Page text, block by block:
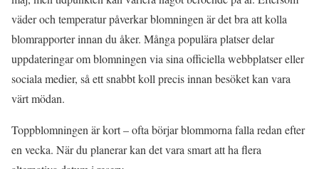
väder och temperatur påverkar blomningen är det bra att kolla
blomrapporter innan du åker. Många populära platser delar
uppdateringar om blomningen via sina officiella webbplatser eller
sociala medier, så ett snabbt koll precis innan besöket kan vara
värt mödan.
Toppblomningen är kort – ofta börjar blommorna falla redan efter
en vecka. När du planerar kan det vara smart att ha flera